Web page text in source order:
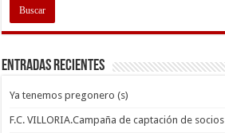
Entradas recientes
Ya tenemos pregonero (s)
F.C. VILLORIA.Campaña de captación de socios